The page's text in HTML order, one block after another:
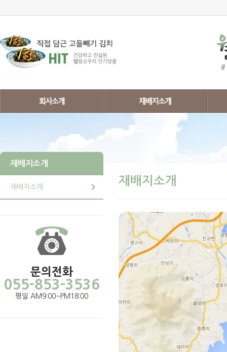
재배지소개
재배지소개
문의전화
055-853-3536
평일 AM9:00~PM18:00
재배지소개